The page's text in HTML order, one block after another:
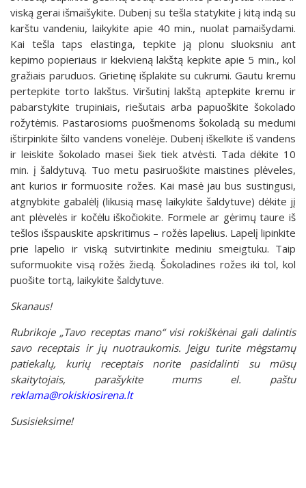
viską gerai išmaišykite. Dubenį su tešla statykite į kitą indą su
karštu vandeniu, laikykite apie 40 min., nuolat pamaišydami.
Kai tešla taps elastinga, tepkite ją plonu sluoksniu ant
kepimo popieriaus ir kiekvieną lakštą kepkite apie 5 min., kol
gražiais paruduos. Grietinę išplakite su cukrumi. Gautu kremu
pertepkite torto lakštus. Viršutinį lakštą aptepkite kremu ir
pabarstykite trupiniais, riešutais arba papuoškite šokolado
rožytėmis. Pastarosioms puošmenoms šokoladą su medumi
ištirpinkite šilto vandens vonelėje. Dubenį iškelkite iš vandens
ir leiskite šokolado masei šiek tiek atvėsti. Tada dėkite 10
min. į šaldytuvą. Tuo metu pasiruoškite maistines plėveles,
ant kurios ir formuosite rožes. Kai masė jau bus sustingusi,
atgnybkite gabalėlį (likusią masę laikykite šaldytuve) dėkite jį
ant plėvelės ir kočėlu iškočiokite. Formele ar gėrimų taure iš
tešlos išspauskite apskritimus – rožės lapelius. Lapelį lipinkite
prie lapelio ir viską sutvirtinkite mediniu smeigtuku. Taip
suformuokite visą rožės žiedą. Šokoladines rožes iki tol, kol
puošite tortą, laikykite šaldytuve.
Skanaus!
Rubrikoje „Tavo receptas mano“ visi rokiškėnai gali dalintis
savo receptais ir jų nuotraukomis. Jeigu turite mėgstamų
patiekalų, kurių receptais norite pasidalinti su mūsų
skaitytojais, parašykite mums el. paštu
reklama@rokiskiosirena.lt
Susisieksime!